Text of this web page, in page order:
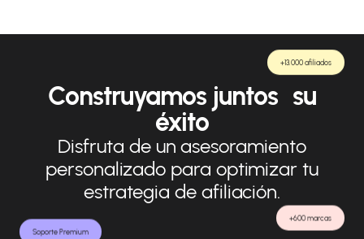
Soporte Premium
+600 marcas
+13.000 afiliados
Construyamos juntos su
éxito
Disfruta de un asesoramiento
personalizado para optimizar tu
estrategia de afiliación.